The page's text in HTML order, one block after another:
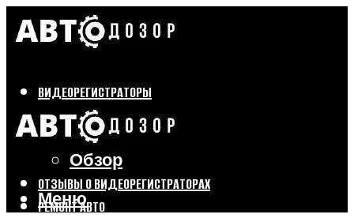
ВИДЕОРЕГИСТРАТОРЫ
Бренды
Выбор
Обзор
ОТЗЫВЫ О ВИДЕОРЕГИСТРАТОРАХ
РЕМОНТ АВТО
Меню